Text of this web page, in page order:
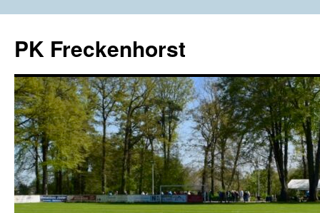
springen
PK Freckenhorst